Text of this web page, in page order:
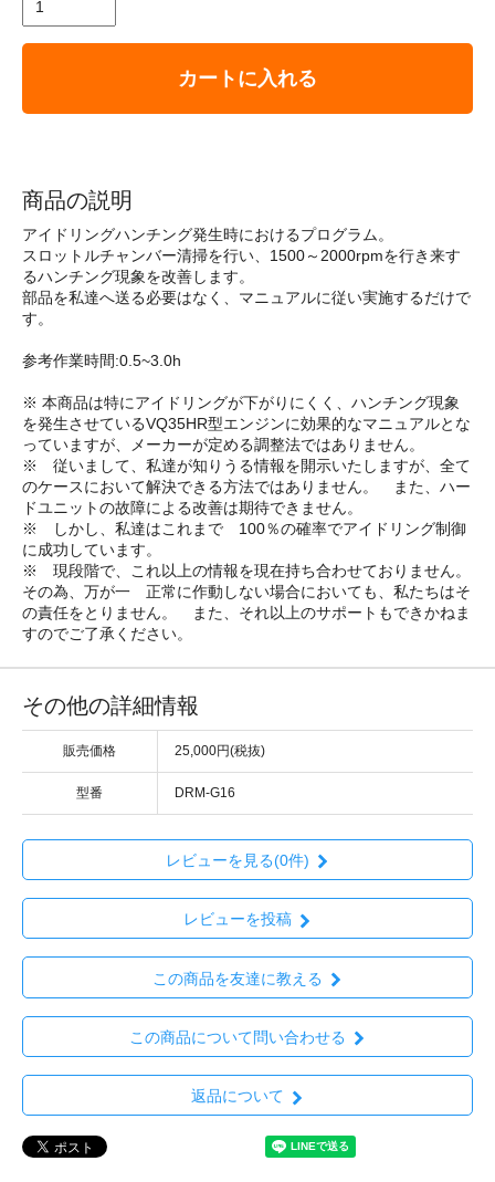
カートに入れる
商品の説明
アイドリングハンチング発生時におけるプログラム。
スロットルチャンバー清掃を行い、1500～2000rpmを行き来す
るハンチング現象を改善します。
部品を私達へ送る必要はなく、マニュアルに従い実施するだけで
す。
参考作業時間:0.5~3.0h
※ 本商品は特にアイドリングが下がりにくく、ハンチング現象
を発生させているVQ35HR型エンジンに効果的なマニュアルとな
っていますが、メーカーが定める調整法ではありません。
※ 従いまして、私達が知りうる情報を開示いたしますが、全て
のケースにおいて解決できる方法ではありません。 また、ハー
ドユニットの故障による改善は期待できません。
※ しかし、私達はこれまで 100％の確率でアイドリング制御
に成功しています。
※ 現段階で、これ以上の情報を現在持ち合わせておりません。
その為、万が一 正常に作動しない場合においても、私たちはそ
の責任をとりません。 また、それ以上のサポートもできかねま
すのでご了承ください。
その他の詳細情報
販売価格 25,000円(税抜)
型番 DRM-G16
レビューを見る(0件)
レビューを投稿
この商品を友達に教える
この商品について問い合わせる
返品について